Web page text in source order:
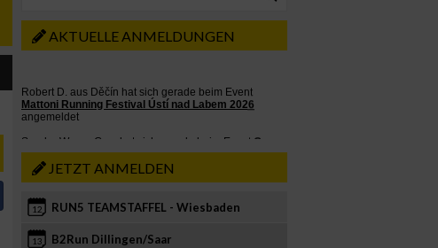
AKTUELLE ANMELDUNGEN
JETZT ANMELDEN
12 RUN5 TEAMSTAFFEL - Wiesbaden
13 B2Run Dillingen/Saar